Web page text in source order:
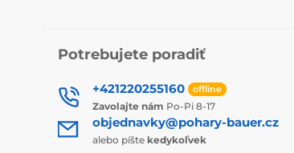
Potrebujete poradiť
+421220255160 offline
Zavolajte nám Po-Pi 8-17
objednavky@pohary-bauer.cz
alebo píšte kedykoľvek